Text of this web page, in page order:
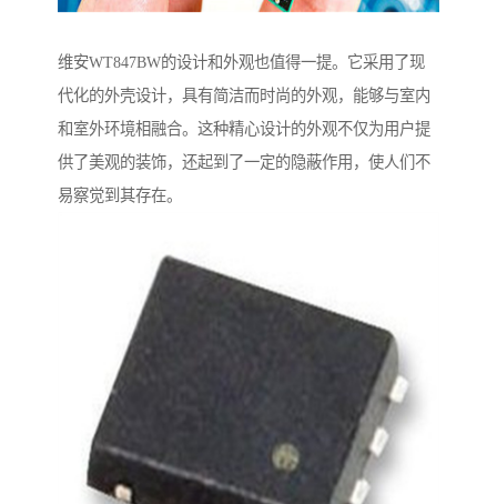
维安WT847BW的设计和外观也值得一提。它采用了现
代化的外壳设计，具有简洁而时尚的外观，能够与室内
和室外环境相融合。这种精心设计的外观不仅为用户提
供了美观的装饰，还起到了一定的隐蔽作用，使人们不
易察觉到其存在。